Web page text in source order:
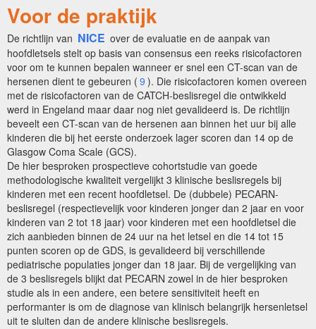
Voor de praktijk
De richtlijn van NICE over de evaluatie en de aanpak van
hoofdletsels stelt op basis van consensus een reeks risicofactoren
voor om te kunnen bepalen wanneer er snel een CT-scan van de
hersenen dient te gebeuren ( 9 ). Die risicofactoren komen overeen
met de risicofactoren van de CATCH-beslisregel die ontwikkeld
werd in Engeland maar daar nog niet gevalideerd is. De richtlijn
beveelt een CT-scan van de hersenen aan binnen het uur bij alle
kinderen die bij het eerste onderzoek lager scoren dan 14 op de
Glasgow Coma Scale (GCS).
De hier besproken prospectieve cohortstudie van goede
methodologische kwaliteit vergelijkt 3 klinische beslisregels bij
kinderen met een recent hoofdletsel. De (dubbele) PECARN-
beslisregel (respectievelijk voor kinderen jonger dan 2 jaar en voor
kinderen van 2 tot 18 jaar) voor kinderen met een hoofdletsel die
zich aanbieden binnen de 24 uur na het letsel en die 14 tot 15
punten scoren op de GDS, is gevalideerd bij verschillende
pediatrische populaties jonger dan 18 jaar. Bij de vergelijking van
de 3 beslisregels blijkt dat PECARN zowel in de hier besproken
studie als in een andere, een betere sensitiviteit heeft en
performanter is om de diagnose van klinisch belangrijk hersenletsel
uit te sluiten dan de andere klinische beslisregels.